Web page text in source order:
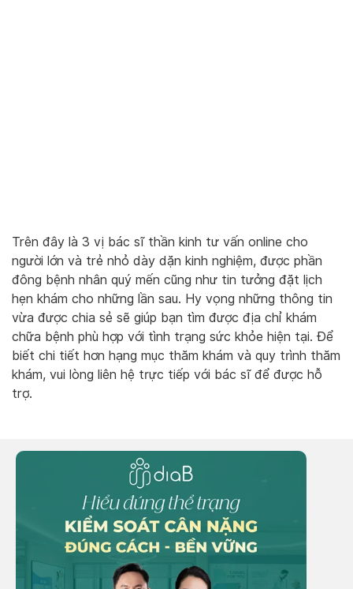
Trên đây là 3 vị bác sĩ thần kinh tư vấn online cho
người lớn và trẻ nhỏ dày dặn kinh nghiệm, được phần
đông bệnh nhân quý mến cũng như tin tưởng đặt lịch
hẹn khám cho những lần sau. Hy vọng những thông tin
vừa được chia sẻ sẽ giúp bạn tìm được địa chỉ khám
chữa bệnh phù hợp với tình trạng sức khỏe hiện tại. Để
biết chi tiết hơn hạng mục thăm khám và quy trình thăm
khám, vui lòng liên hệ trực tiếp với bác sĩ để được hỗ
trợ.